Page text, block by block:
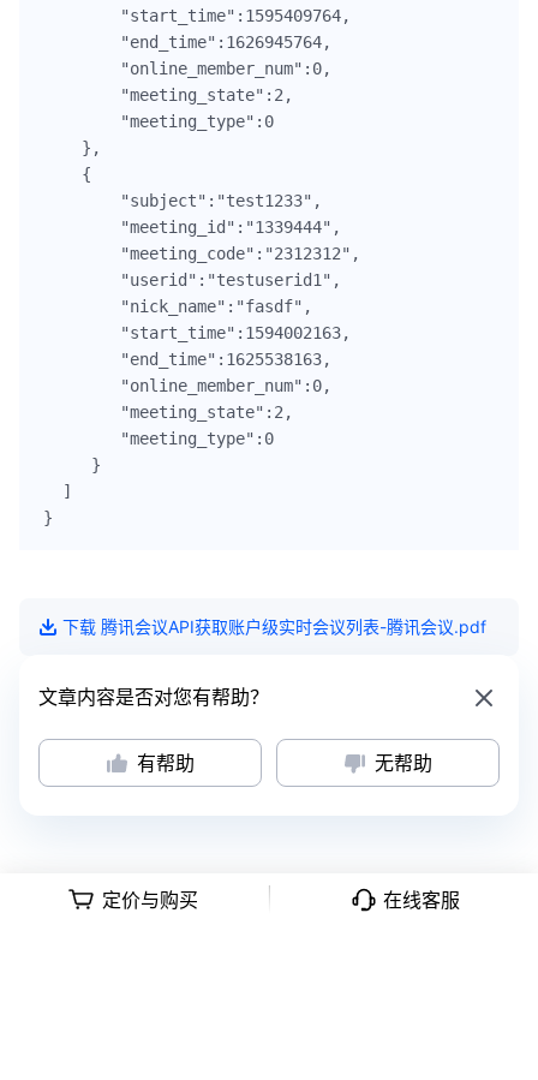
        "start_time":1595409764,
        "end_time":1626945764,
        "online_member_num":0,
        "meeting_state":2,
        "meeting_type":0
},
    {
        "subject":"test1233",
        "meeting_id":"1339444",
        "meeting_code":"2312312",
        "userid":"testuserid1",
        "nick_name":"fasdf",
        "start_time":1594002163,
        "end_time":1625538163,
        "online_member_num":0,
        "meeting_state":2,
        "meeting_type":0
     }
  ]
下载 腾讯会议API获取账户级实时会议列表-腾讯会议.pdf
文章内容是否对您有帮助？
有帮助 无帮助
定价与购买 在线客服